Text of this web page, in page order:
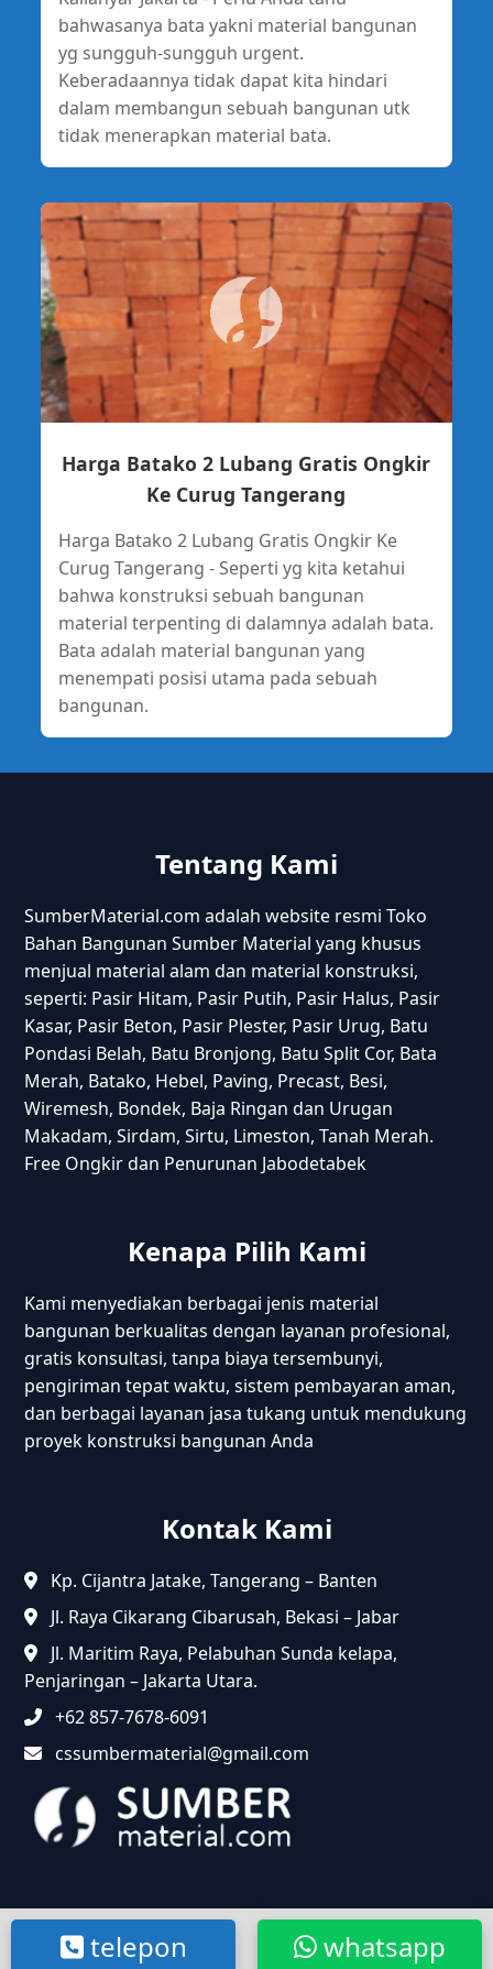
bahwasanya bata yakni material bangunan
yg sungguh-sungguh urgent.
Keberadaannya tidak dapat kita hindari
dalam membangun sebuah bangunan utk
tidak menerapkan material bata.
Harga Batako 2 Lubang Gratis Ongkir
Ke Curug Tangerang
Harga Batako 2 Lubang Gratis Ongkir Ke
Curug Tangerang - Seperti yg kita ketahui
bahwa konstruksi sebuah bangunan
material terpenting di dalamnya adalah bata.
Bata adalah material bangunan yang
menempati posisi utama pada sebuah
bangunan.
Tentang Kami
SumberMaterial.com adalah website resmi Toko
Bahan Bangunan Sumber Material yang khusus
menjual material alam dan material konstruksi,
seperti: Pasir Hitam, Pasir Putih, Pasir Halus, Pasir
Kasar, Pasir Beton, Pasir Plester, Pasir Urug, Batu
Pondasi Belah, Batu Bronjong, Batu Split Cor, Bata
Merah, Batako, Hebel, Paving, Precast, Besi,
Wiremesh, Bondek, Baja Ringan dan Urugan
Makadam, Sirdam, Sirtu, Limeston, Tanah Merah.
Free Ongkir dan Penurunan Jabodetabek
Kenapa Pilih Kami
Kami menyediakan berbagai jenis material
bangunan berkualitas dengan layanan profesional,
gratis konsultasi, tanpa biaya tersembunyi,
pengiriman tepat waktu, sistem pembayaran aman,
dan berbagai layanan jasa tukang untuk mendukung
proyek konstruksi bangunan Anda
Kontak Kami
Kp. Cijantra Jatake, Tangerang – Banten
Jl. Raya Cikarang Cibarusah, Bekasi – Jabar
Jl. Maritim Raya, Pelabuhan Sunda kelapa,
Penjaringan – Jakarta Utara.
+62 857-7678-6091
cssumbermaterial@gmail.com
@2024 Sumbermaterial.com. Semua Hak Dilindungi.
whatsapp
telepon